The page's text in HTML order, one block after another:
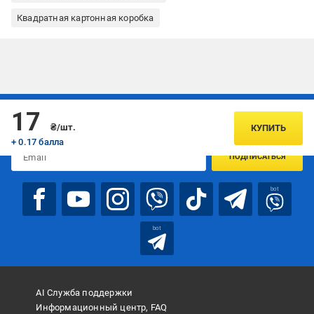
Квадратная картонная коробка
17
₴/шт.
+ 0.17 балла
КУПИТЬ
Подписывайтесь, чтобы узнавать первым об акцияx и
ПОДПИСАТЬСЯ
bot
bot
AI Служба поддержки
Информационный центр, FAQ